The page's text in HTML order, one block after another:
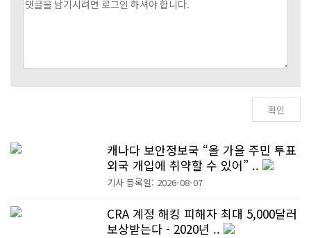
캐나다 보안정보국 “올 가을 주민 투표
외국 개입에 취약할 수 있어” ..
기사 등록일: 2026-08-07
CRA 계정 해킹 피해자 최대 5,000달러
보상받는다 - 2020년 ..